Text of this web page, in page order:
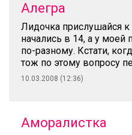
Алегра
Лидочка прислушайся
начались в 14, а у моей
по-разному. Кстати,
тож по этому вопросу
10.03.2008 (12:36)
Аморалистка